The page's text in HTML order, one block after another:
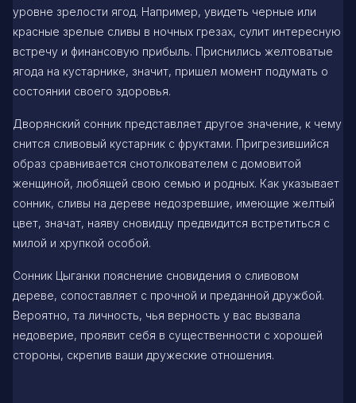
уровне зрелости ягод. Например, увидеть черные или
красные зрелые сливы в ночных грезах, сулит интересную
встречу и финансовую прибыль. Приснились желтоватые
ягода на кустарнике, значит, пришел момент подумать о
состоянии своего здоровья.
Дворянский сонник представляет другое значение, к чему
снится сливовый кустарник с фруктами. Пригрезившийся
образ сравнивается снотолкователем с домовитой
женщиной, любящей свою семью и родных. Как указывает
сонник, сливы на дереве недозревшие, имеющие желтый
цвет, значат, наяву сновидцу предвидится встретиться с
милой и хрупкой особой.
Сонник Цыганки пояснение сновидения о сливовом
дереве, сопоставляет с прочной и преданной дружбой.
Вероятно, та личность, чья верность у вас вызвала
недоверие, проявит себя в существенности с хорошей
стороны, скрепив ваши дружеские отношения.